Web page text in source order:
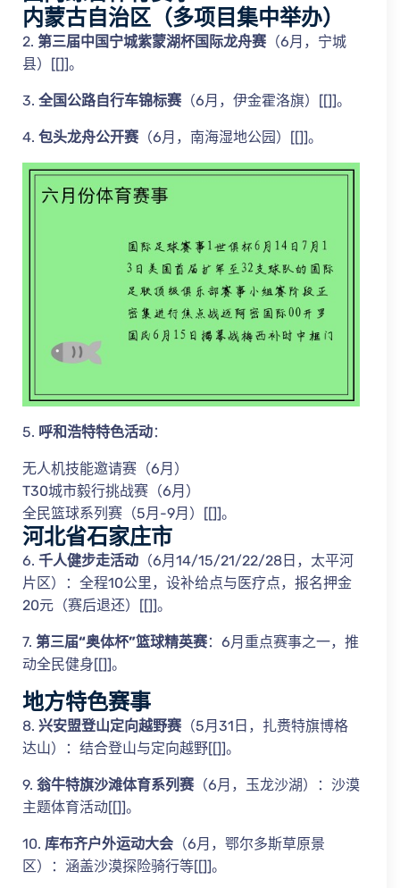
内蒙古自治区 （多项目集中举办）
2. 第三届中国宁城紫蒙湖杯国际龙舟赛（6月，宁城
县）[[]]。
3. 全国公路自行车锦标赛（6月，伊金霍洛旗）[[]]。
4. 包头龙舟公开赛（6月，南海湿地公园）[[]]。
5. 呼和浩特特色活动：
无人机技能邀请赛（6月）
T30城市毅行挑战赛（6月）
全民篮球系列赛（5月-9月）[[]]。
河北省石家庄市
6. 千人健步走活动 （6月14/15/21/22/28日，太平河
片区）：全程10公里，设补给点与医疗点，报名押金
20元（赛后退还）[[]]。
7. 第三届“奥体杯”篮球精英赛：6月重点赛事之一，推
动全民健身[[]]。
地方特色赛事
8. 兴安盟登山定向越野赛（5月31日，扎赉特旗博格
达山）：结合登山与定向越野[[]]。
9. 翁牛特旗沙滩体育系列赛（6月，玉龙沙湖）：沙漠
主题体育活动[[]]。
10. 库布齐户外运动大会 （6月，鄂尔多斯草原景
区）：涵盖沙漠探险骑行等[[]]。